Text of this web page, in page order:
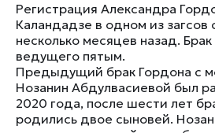
Регистрация Александра
Каландадзе в одном из загсов
несколько месяцев назад.
ведущего пятым.
Предыдущий брак Гордона с
Нозанин Абдулвасиевой был
2020 года, после шести лет
родились двое сыновей.